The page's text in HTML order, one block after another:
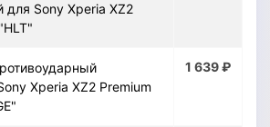
для Sony Xperia XZ2
Xperia XZ2 Premium
1 639 ₽